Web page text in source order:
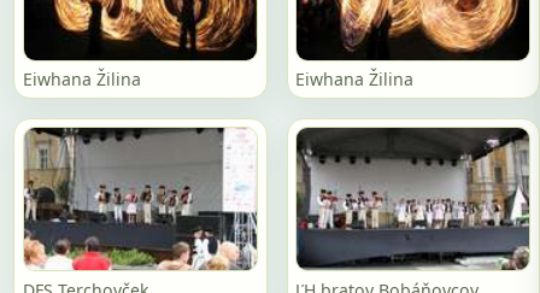
Eiwhana Žilina Eiwhana Žilina